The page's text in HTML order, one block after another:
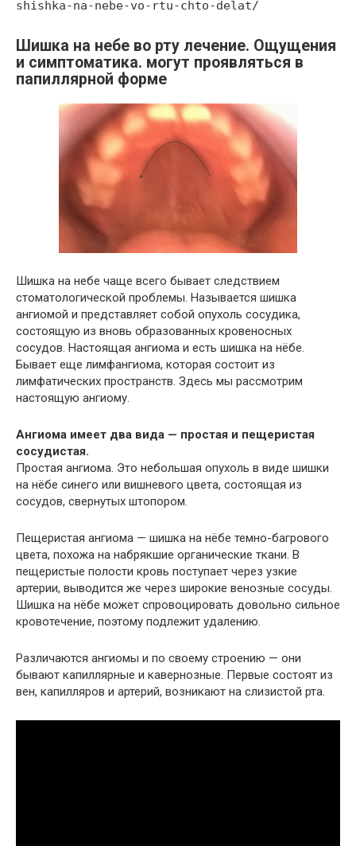
shishka-na-nebe-vo-rtu-chto-delat/
Шишка на небе во рту лечение. Ощущения
и симптоматика. могут проявляться в
папиллярной форме
Шишка на небе чаще всего бывает следствием
стоматологической проблемы. Называется шишка
ангиомой и представляет собой опухоль сосудика,
состоящую из вновь образованных кровеносных
сосудов. Настоящая ангиома и есть шишка на нёбе.
Бывает еще лимфангиома, которая состоит из
лимфатических пространств. Здесь мы рассмотрим
настоящую ангиому.
Ангиома имеет два вида — простая и пещеристая
сосудистая.
Простая ангиома. Это небольшая опухоль в виде шишки
на нёбе синего или вишневого цвета, состоящая из
сосудов, свернутых штопором.
Пещеристая ангиома — шишка на нёбе темно-багрового
цвета, похожа на набрякшие органические ткани. В
пещеристые полости кровь поступает через узкие
артерии, выводится же через широкие венозные сосуды.
Шишка на нёбе может спровоцировать довольно сильное
кровотечение, поэтому подлежит удалению.
Различаются ангиомы и по своему строению — они
бывают капиллярные и кавернозные. Первые состоят из
вен, капилляров и артерий, возникают на слизистой рта.